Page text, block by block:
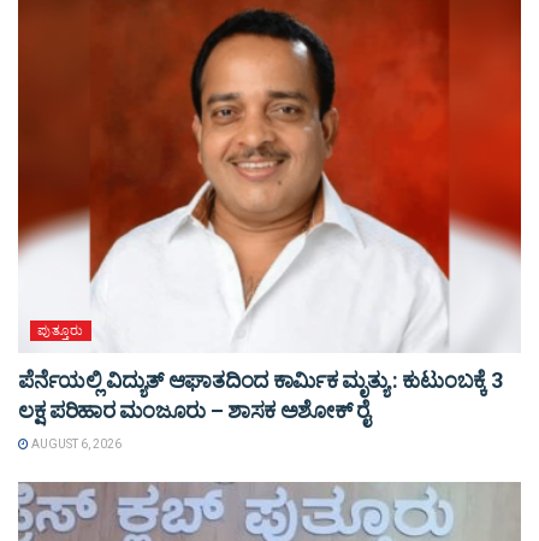
ಪುತ್ತೂರು
ಪೆರ್ನೆಯಲ್ಲಿ ವಿದ್ಯುತ್ ಆಘಾತದಿಂದ ಕಾರ್ಮಿಕ ಮೃತ್ಯು : ಕುಟುಂಬಕ್ಕೆ 3
ಲಕ್ಷ ಪರಿಹಾರ ಮಂಜೂರು – ಶಾಸಕ ಅಶೋಕ್ ರೈ
AUGUST 6, 2026